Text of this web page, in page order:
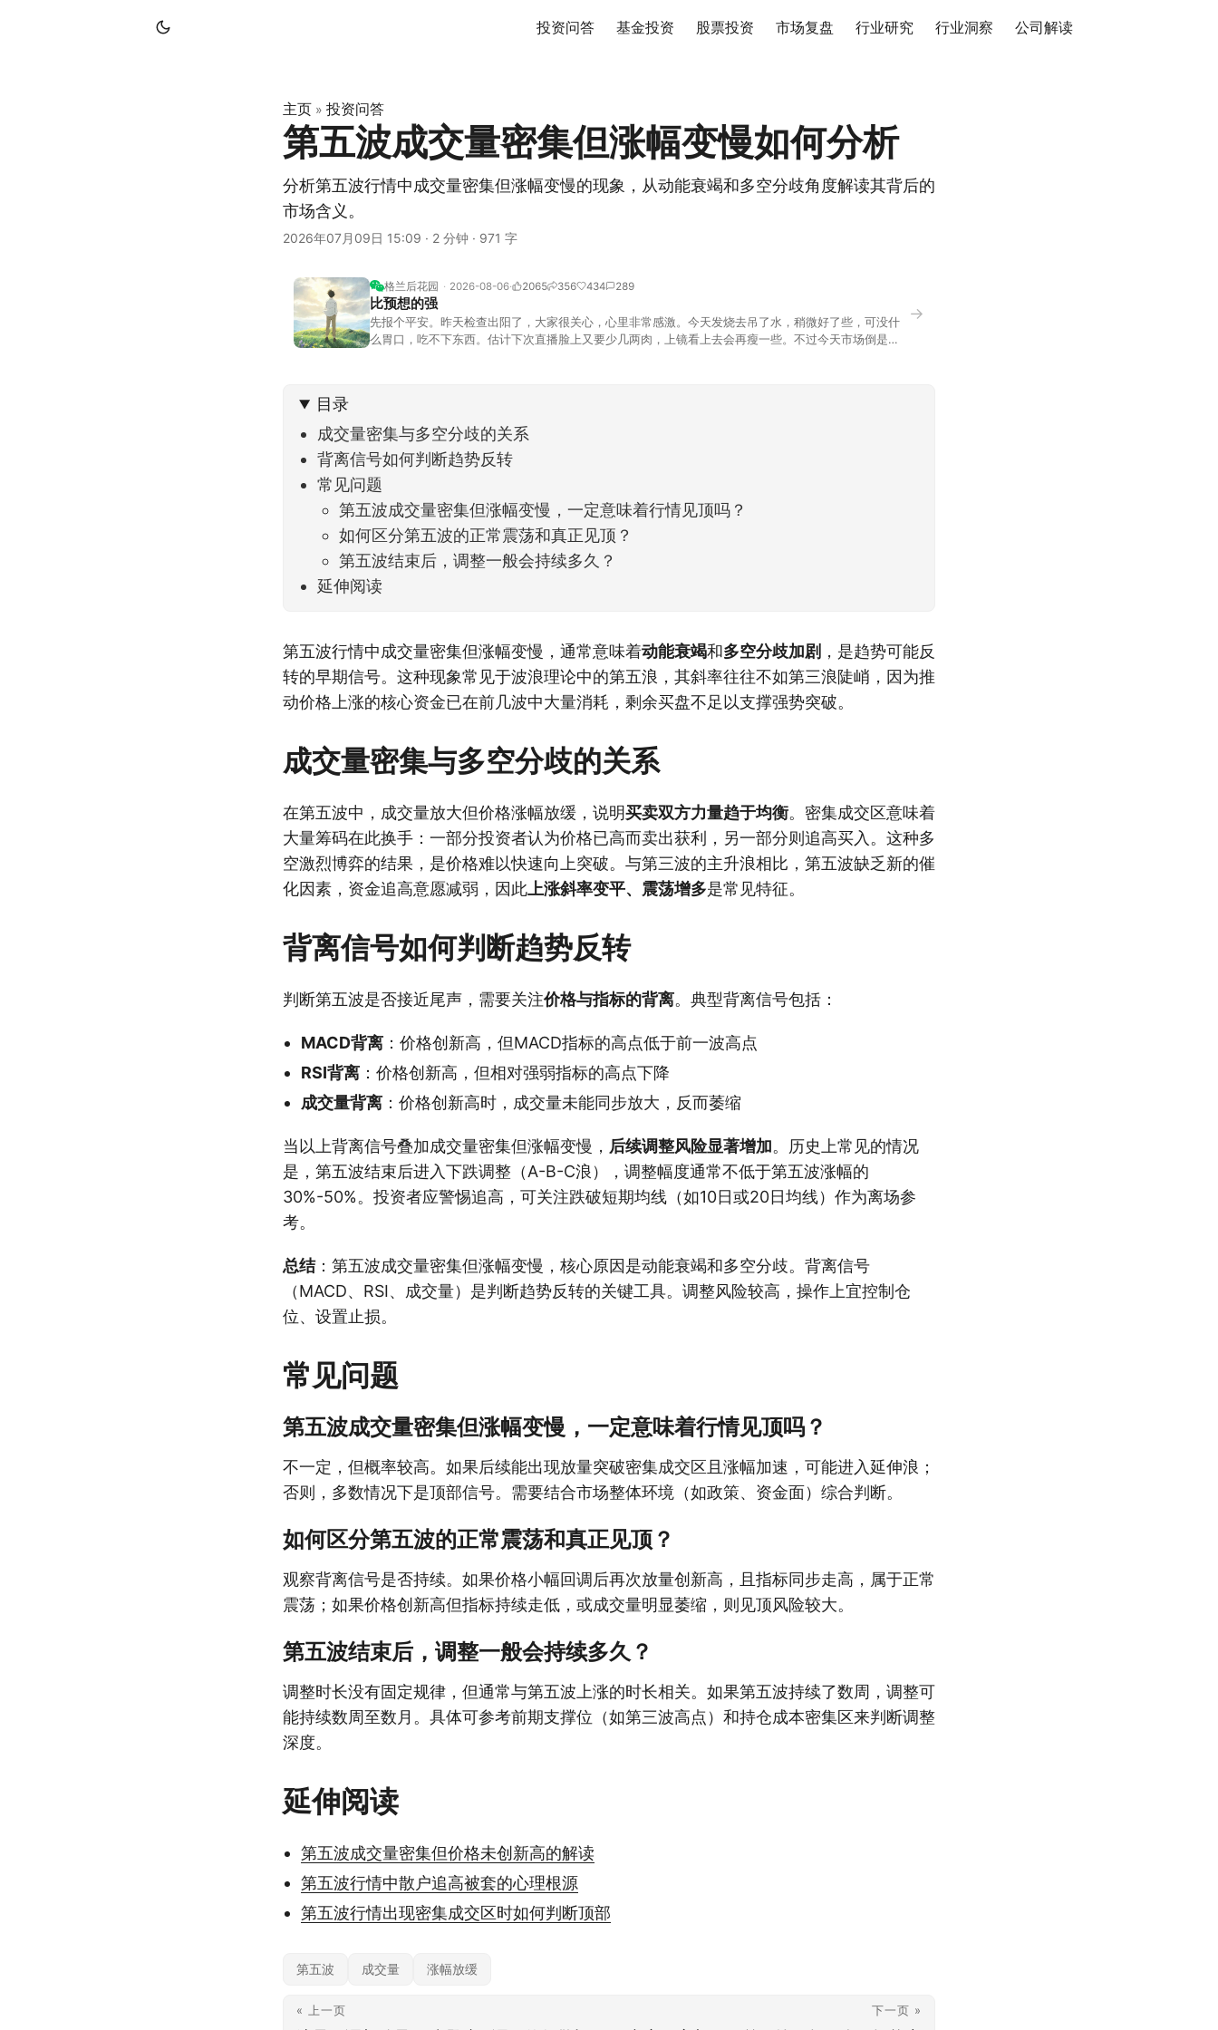
投资问答 基金投资 股票投资 市场复盘 行业研究 行业洞察 公司解读
主页 » 投资问答
第五波成交量密集但涨幅变慢如何分析
分析第五波行情中成交量密集但涨幅变慢的现象，从动能衰竭和多空分歧角度解读其背后的
市场含义。
2026年07月09日 15:09 · 2 分钟 · 971 字
格兰后花园 2026-08-06 2065 356 434 289
比预想的强
先报个平安。昨天检查出阳了，大家很关心，心里非常感激。今天发烧去吊了水，稍微好了些，可没什
么胃口，吃不下东西。估计下次直播脸上又要少几两肉，上镜看上去会再瘦一些。不过今天市场倒是蛮
→
目录
成交量密集与多空分歧的关系
背离信号如何判断趋势反转
常见问题
第五波成交量密集但涨幅变慢，一定意味着行情见顶吗？
如何区分第五波的正常震荡和真正见顶？
第五波结束后，调整一般会持续多久？
延伸阅读
第五波行情中成交量密集但涨幅变慢，通常意味着动能衰竭和多空分歧加剧 ，是趋势可能反
转的早期信号。这种现象常见于波浪理论中的第五浪，其斜率往往不如第三浪陡峭，因为推
动价格上涨的核心资金已在前几波中大量消耗，剩余买盘不足以支撑强势突破。
成交量密集与多空分歧的关系
在第五波中，成交量放大但价格涨幅放缓，说明买卖双方力量趋于均衡。密集成交区意味着
大量筹码在此换手：一部分投资者认为价格已高而卖出获利，另一部分则追高买入。这种多
空激烈博弈的结果，是价格难以快速向上突破。与第三波的主升浪相比，第五波缺乏新的催
化因素，资金追高意愿减弱，因此 上涨斜率变平、震荡增多是常见特征。
背离信号如何判断趋势反转
判断第五波是否接近尾声，需要关注价格与指标的背离。典型背离信号包括：
MACD背离 ：价格创新高，但MACD指标的高点低于前一波高点
RSI背离 ：价格创新高，但相对强弱指标的高点下降
成交量背离 ：价格创新高时，成交量未能同步放大，反而萎缩
当以上背离信号叠加成交量密集但涨幅变慢， 后续调整风险显著增加。历史上常见的情况
是，第五波结束后进入下跌调整（A-B-C浪），调整幅度通常不低于第五波涨幅的
30%-50%。投资者应警惕追高，可关注跌破短期均线（如10日或20日均线）作为离场参
考。
总结：第五波成交量密集但涨幅变慢，核心原因是动能衰竭和多空分歧。背离信号
（MACD、RSI、成交量）是判断趋势反转的关键工具。调整风险较高，操作上宜控制仓
位、设置止损。
常见问题
第五波成交量密集但涨幅变慢，一定意味着行情见顶吗？
不一定，但概率较高。如果后续能出现放量突破密集成交区且涨幅加速，可能进入延伸浪；
否则，多数情况下是顶部信号。需要结合市场整体环境（如政策、资金面）综合判断。
如何区分第五波的正常震荡和真正见顶？
观察背离信号是否持续。如果价格小幅回调后再次放量创新高，且指标同步走高，属于正常
震荡；如果价格创新高但指标持续走低，或成交量明显萎缩，则见顶风险较大。
第五波结束后，调整一般会持续多久？
调整时长没有固定规律，但通常与第五波上涨的时长相关。如果第五波持续了数周，调整可
能持续数周至数月。具体可参考前期支撑位（如第三波高点）和持仓成本密集区来判断调整
深度。
延伸阅读
第五波成交量密集但价格未创新高的解读
第五波行情中散户追高被套的心理根源
第五波行情出现密集成交区时如何判断顶部
第五波 成交量 涨幅放缓
« 上一页 下一页 »